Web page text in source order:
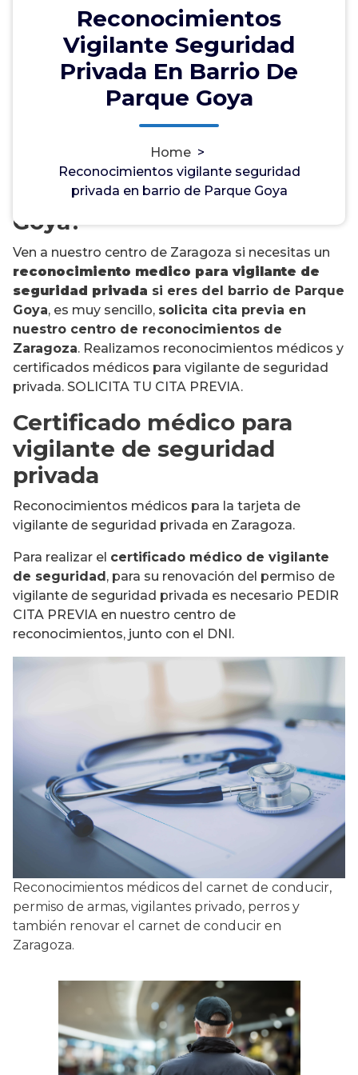
Reconocimientos
Vigilante Seguridad
Privada En Barrio De
Parque Goya
Home >
Reconocimientos vigilante seguridad
privada en barrio de Parque Goya
¿Necesitas un
reconocimiento médico
para vigilante de seguridad
privada en barrio de Parque
Goya?
Ven a nuestro centro de Zaragoza si necesitas un
reconocimiento medico para vigilante de
seguridad privada si eres del barrio de Parque
Goya, es muy sencillo, solicita cita previa en
nuestro centro de reconocimientos de
Zaragoza. Realizamos reconocimientos médicos y
certificados médicos para vigilante de seguridad
privada. SOLICITA TU CITA PREVIA.
Certificado médico para
vigilante de seguridad
privada
Reconocimientos médicos para la tarjeta de
vigilante de seguridad privada en Zaragoza.
Para realizar el certificado médico de vigilante
de seguridad, para su renovación del permiso de
vigilante de seguridad privada es necesario PEDIR
CITA PREVIA en nuestro centro de
reconocimientos, junto con el DNI.
Reconocimientos médicos del carnet de conducir,
permiso de armas, vigilantes privado, perros y
también renovar el carnet de conducir en
Zaragoza.